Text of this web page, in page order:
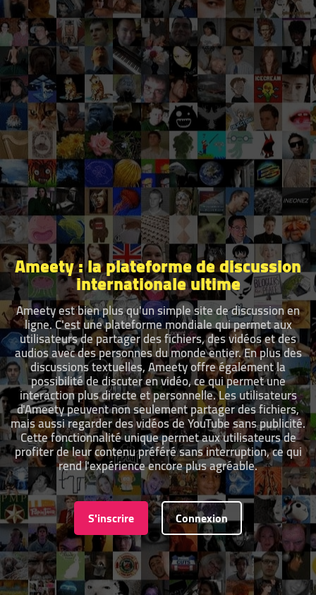
Ameety : la plateforme de discussion
internationale ultime
Ameety est bien plus qu'un simple site de discussion en
ligne. C'est une plateforme mondiale qui permet aux
utilisateurs de partager des fichiers, des vidéos et des
audios avec des personnes du monde entier. En plus des
discussions textuelles, Ameety offre également la
possibilité de discuter en vidéo, ce qui permet une
interaction plus directe et personnelle. Les utilisateurs
d'Ameety peuvent non seulement partager des fichiers,
mais aussi regarder des vidéos de YouTube sans publicité.
Cette fonctionnalité unique permet aux utilisateurs de
profiter de leur contenu préféré sans interruption, ce qui
rend l'expérience encore plus agréable.
S'inscrire Connexion